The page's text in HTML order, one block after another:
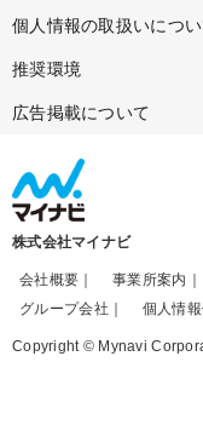
個人情報の取扱いにつ
推奨環境
広告掲載について
株式会社マイナビ
会社概要 事業所案内
グループ会社
個人情
Copyright © Mynavi